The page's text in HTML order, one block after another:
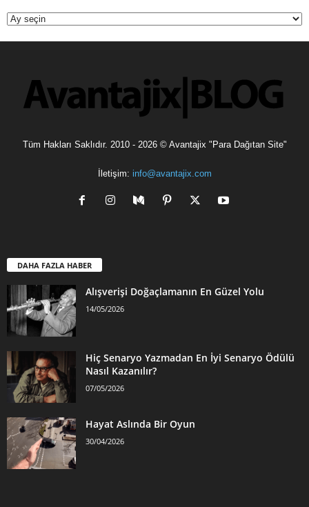
Tüm Hakları Saklıdır. 2010 - 2026 © Avantajix "Para Dağıtan Site"
İletişim: info@avantajix.com
DAHA FAZLA HABER
Alışverişi Doğaçlamanın En Güzel Yolu
14/05/2026
Hiç Senaryo Yazmadan En İyi Senaryo Ödülü
Nasıl Kazanılır?
07/05/2026
Hayat Aslında Bir Oyun
30/04/2026